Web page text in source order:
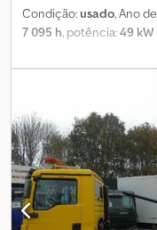
Condição:usado, Ano
7 095 h, potência:49 kW
AS Pneus: 9.5/9-24 e